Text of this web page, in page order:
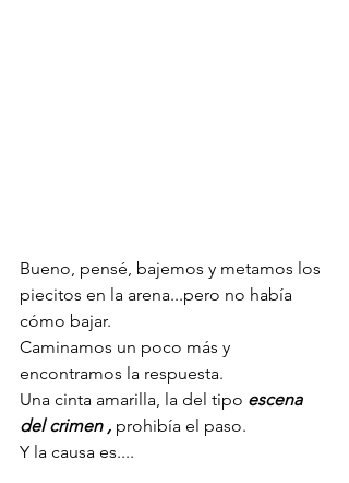
Bueno, pensé, bajemos y metamos los
piecitos en la arena...pero no había
cómo bajar.
Caminamos un poco más y
encontramos la respuesta.
Una cinta amarilla, la del tipo escena
del crimen , prohibía el paso.
Y la causa es....